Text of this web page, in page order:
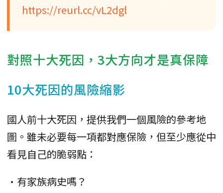
https://reurl.cc/vL2dgl
對照十大死因，3大方向才是真保障
10大死因的風險縮影
國人前十大死因，提供我們一個風險的參考地
圖。雖未必要每一項都對應保險，但至少應從中
看見自己的脆弱點：
•有家族病史嗎？